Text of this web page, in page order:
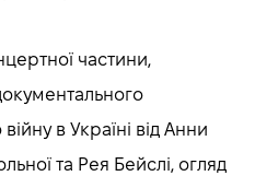
частини,
в Україні від Анни
та Рея Бейслі, огляд